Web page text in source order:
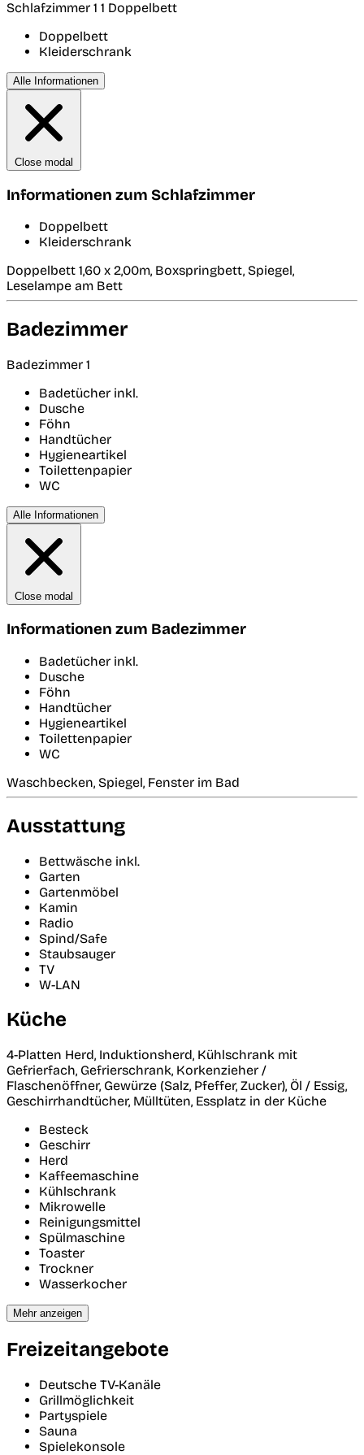
Schlafzimmer 1 1 Doppelbett
Doppelbett
Kleiderschrank
Alle Informationen
Close modal
Informationen zum Schlafzimmer
Doppelbett
Kleiderschrank
Doppelbett 1,60 x 2,00m, Boxspringbett, Spiegel,
Leselampe am Bett
Badezimmer
Badezimmer 1
Badetücher inkl.
Dusche
Föhn
Handtücher
Hygieneartikel
Toilettenpapier
WC
Alle Informationen
Close modal
Informationen zum Badezimmer
Badetücher inkl.
Dusche
Föhn
Handtücher
Hygieneartikel
Toilettenpapier
WC
Waschbecken, Spiegel, Fenster im Bad
Ausstattung
Bettwäsche inkl.
Garten
Gartenmöbel
Kamin
Radio
Spind/Safe
Staubsauger
TV
W-LAN
Küche
4-Platten Herd, Induktionsherd, Kühlschrank mit
Gefrierfach, Gefrierschrank, Korkenzieher /
Flaschenöffner, Gewürze (Salz, Pfeffer, Zucker), Öl / Essig,
Geschirrhandtücher, Mülltüten, Essplatz in der Küche
Besteck
Geschirr
Herd
Kaffeemaschine
Kühlschrank
Mikrowelle
Reinigungsmittel
Spülmaschine
Toaster
Trockner
Wasserkocher
Mehr anzeigen
Freizeitangebote
Deutsche TV-Kanäle
Grillmöglichkeit
Partyspiele
Sauna
Spielekonsole